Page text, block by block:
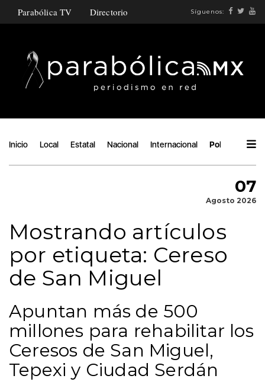
Parabólica TV Directorio Síguenos:
Inicio Local Estatal Nacional Internacional Política
07
Agosto 2026
Mostrando artículos
por etiqueta: Cereso
de San Miguel
Apuntan más de 500
millones para rehabilitar los
Ceresos de San Miguel,
Tepexi y Ciudad Serdán